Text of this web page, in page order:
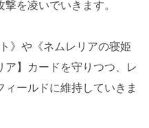
を凌いでいきます。
》や《ネムレリアの寝姫
】カードを守りつつ、レ
ールドに維持していきま